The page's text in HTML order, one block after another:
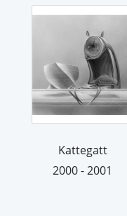
Kattegatt
2000 - 2001